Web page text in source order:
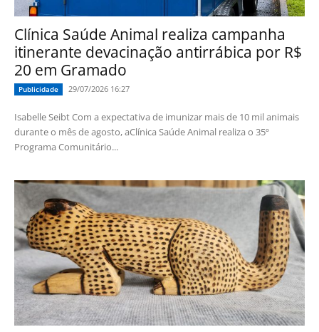
Clínica Saúde Animal realiza campanha
itinerante devacinação antirrábica por R$
20 em Gramado
Publicidade 29/07/2026 16:27
Isabelle Seibt Com a expectativa de imunizar mais de 10 mil animais
durante o mês de agosto, aClínica Saúde Animal realiza o 35º
Programa Comunitário...